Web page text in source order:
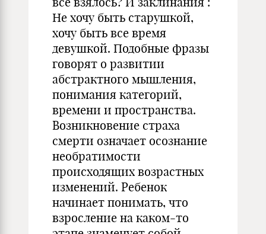
Не хочу быть старушкой,
хочу быть все время
девушкой. Подобные фразы
говорят о развитии
абстрактного мышления,
понимания категорий,
времени и пространства.
Возникновение страха
смерти означает осознание
необратимости
происходящих возрастных
изменений. Ребенок
начинает понимать, что
взросление на каком-то